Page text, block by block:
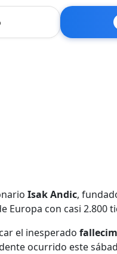
Isak Andic,
Europa con casi 2.800
el inesperado
ocurrido este